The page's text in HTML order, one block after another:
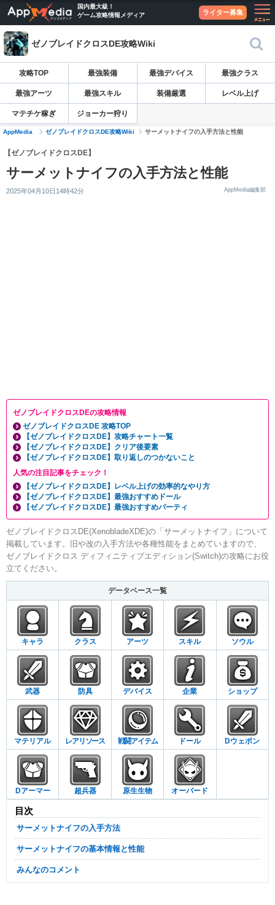
国内最大級！
ゲーム攻略情報メディア
ライター募集
ゼノブレイドクロスDE攻略Wiki
攻略TOP 最強装備 最強デバイス 最強クラス
最強アーツ 最強スキル 装備厳選 レベル上げ
マテチケ稼ぎ ジョーカー狩り
AppMedia ゼノブレイドクロスDE攻略Wiki サーメットナイフの入手方法と性能
【ゼノブレイドクロスDE】
サーメットナイフの入手方法と性能
2025年04月10日14時42分 AppMedia編集部
ゼノブレイドクロスDEの攻略情報
ゼノブレイドクロスDE 攻略TOP
【ゼノブレイドクロスDE】攻略チャート一覧
【ゼノブレイドクロスDE】クリア後要素
【ゼノブレイドクロスDE】取り返しのつかないこと
人気の注目記事をチェック！
【ゼノブレイドクロスDE】レベル上げの効率的なやり方
【ゼノブレイドクロスDE】最強おすすめドール
【ゼノブレイドクロスDE】最強おすすめパーティ
ゼノブレイドクロスDE(XenobladeXDE)の「サーメットナイフ」について
掲載しています。旧や改の入手方法や各種性能をまとめていますので、
ゼノブレイドクロス ディフィニティブエディション(Switch)の攻略にお役
立てください。
データベース一覧
キャラ クラス アーツ スキル ソウル
武器 防具 デバイス 企業 ショップ
マテリアル レアリソース 戦闘アイテム ドール Dウェポン
Dアーマー 超兵器 原生生物 オーバード
目次
サーメットナイフの入手方法
サーメットナイフの基本情報と性能
みんなのコメント